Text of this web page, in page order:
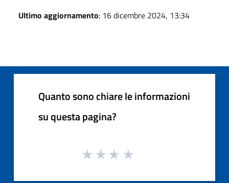
Ultimo aggiornamento: 16 dicembre 2024, 13:34
Quanto sono chiare le informazioni
su questa pagina?